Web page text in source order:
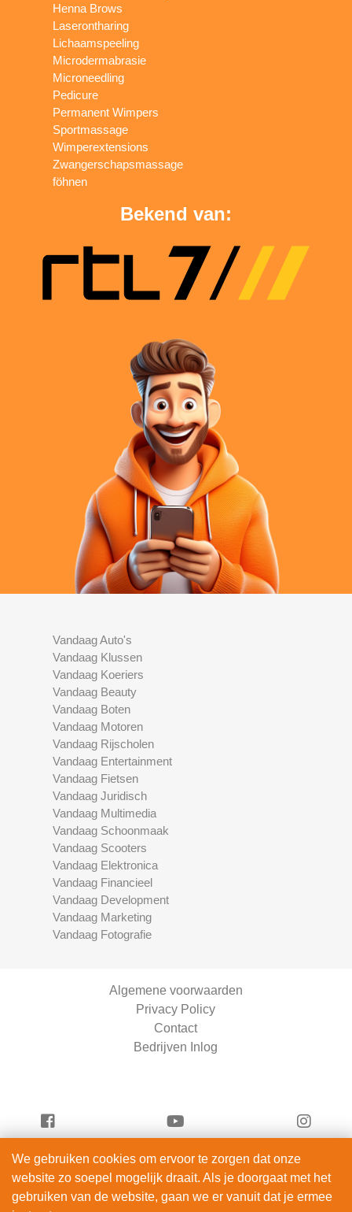
Henna Brows
Laserontharing
Lichaamspeeling
Microdermabrasie
Microneedling
Pedicure
Permanent Wimpers
Sportmassage
Wimperextensions
Zwangerschapsmassage
föhnen
Bekend van:
Vandaag Auto's
Vandaag Klussen
Vandaag Koeriers
Vandaag Beauty
Vandaag Boten
Vandaag Motoren
Vandaag Rijscholen
Vandaag Entertainment
Vandaag Fietsen
Vandaag Juridisch
Vandaag Multimedia
Vandaag Schoonmaak
Vandaag Scooters
Vandaag Elektronica
Vandaag Financieel
Vandaag Development
Vandaag Marketing
Vandaag Fotografie
Algemene voorwaarden
Privacy Policy
Contact
Bedrijven Inlog
Vandaag Beauty is onderdeel van
ServiceRight B.V. | KVK 90914872
We gebruiken cookies om ervoor te zorgen dat onze
website zo soepel mogelijk draait. Als je doorgaat met het
gebruiken van de website, gaan we er vanuit dat je ermee